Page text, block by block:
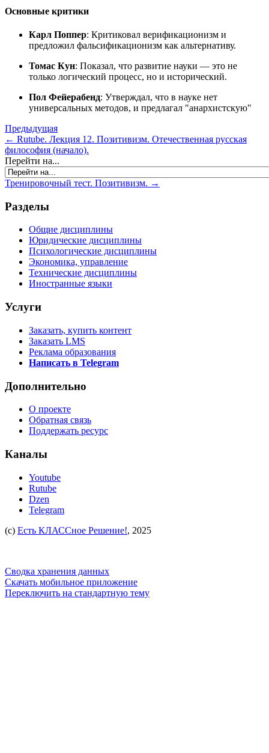
Основные критики
Карл Поппер: Критиковал верификационизм и
предложил фальсификационизм как альтернативу.
Томас Кун: Показал, что развитие науки — это не
только логический процесс, но и исторический.
Пол Фейерабенд: Утверждал, что в науке нет
универсальных методов, и предлагал "анархистскую"
Предыдущая
← Rutube. Лекция 12. Позитивизм. Отечественная русская
философия (начало).
Перейти на...
Тренировочный тест. Позитивизм. →
Разделы
Общие дисциплины
Юридические дисциплины
Психологические дисциплины
Экономика, управление
Технические дисциплины
Иностранные языки
Услуги
Заказать, купить контент
Заказать LMS
Реклама образования
Написать в Telegram
Дополнительно
О проекте
Обратная связь
Поддержать ресурс
Каналы
Youtube
Rutube
Dzen
Telegram
(c) Есть КЛАССное Решение!, 2025
Сводка хранения данных
Скачать мобильное приложение
Переключить на стандартную тему